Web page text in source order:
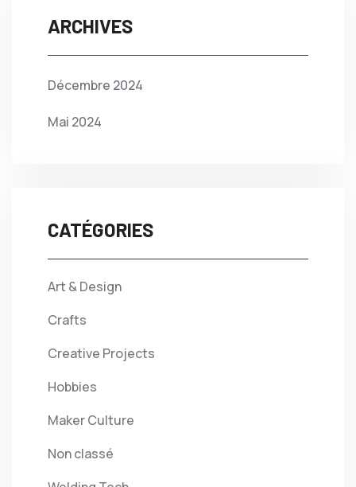
ARCHIVES
Décembre 2024
Mai 2024
CATÉGORIES
Art & Design
Crafts
Creative Projects
Hobbies
Maker Culture
Non classé